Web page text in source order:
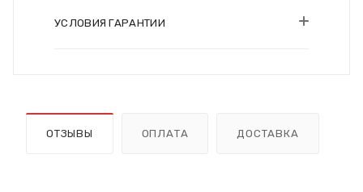
УСЛОВИЯ ГАРАНТИИ
ОТЗЫВЫ ОПЛАТА ДОСТАВКА